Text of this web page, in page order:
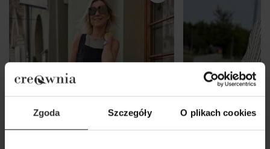
Zgoda Szczegóły O plikach cookies